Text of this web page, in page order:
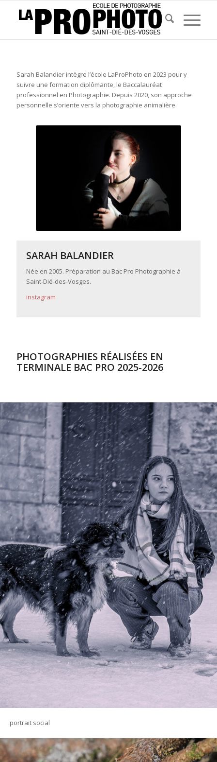
Sarah Balandier intègre l’école LaProPhoto en 2023 pour y
suivre une formation diplômante, le Baccalauréat
professionnel en Photographie. Depuis 2020, son approche
personnelle s’oriente vers la photographie animalière.
SARAH BALANDIER
Née en 2005. Préparation au Bac Pro Photographie à
Saint-Dié-des-Vosges.
instagram
PHOTOGRAPHIES RÉALISÉES EN
TERMINALE BAC PRO 2025-2026
portrait social